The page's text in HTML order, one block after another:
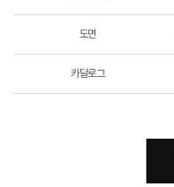
도면
카달로그